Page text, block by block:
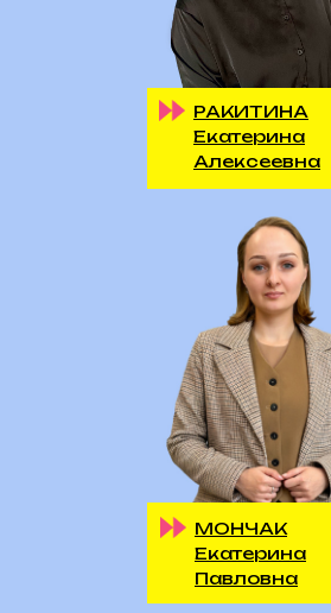
МОНЧАК
Екатерина
Павловна
РАКИТИНА
Екатерина
Алексеевна